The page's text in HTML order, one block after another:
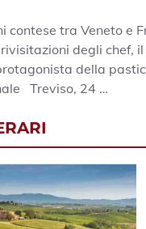
contese tra Veneto e
degli chef,
della
Treviso, 24 …